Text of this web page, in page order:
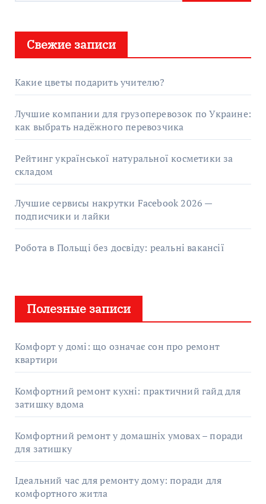
Свежие записи
Какие цветы подарить учителю?
Лучшие компании для грузоперевозок по Украине:
как выбрать надёжного перевозчика
Рейтинг української натуральної косметики за
складом
Лучшие сервисы накрутки Facebook 2026 —
подписчики и лайки
Робота в Польщі без досвіду: реальні вакансії
Полезные записи
Комфорт у домі: що означає сон про ремонт
квартири
Комфортний ремонт кухні: практичний гайд для
затишку вдома
Комфортний ремонт у домашніх умовах – поради
для затишку
Ідеальний час для ремонту дому: поради для
комфортного житла